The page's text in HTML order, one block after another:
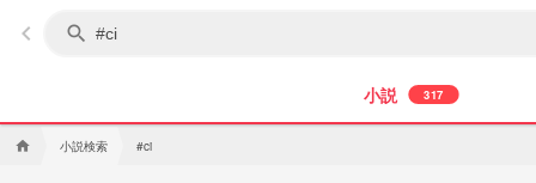
keyboard_arrow_left search
小説 317
home 小説検索 #ci